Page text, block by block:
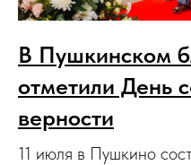
В Пушкинском
отметили День
верности
11 июля в Пушкино